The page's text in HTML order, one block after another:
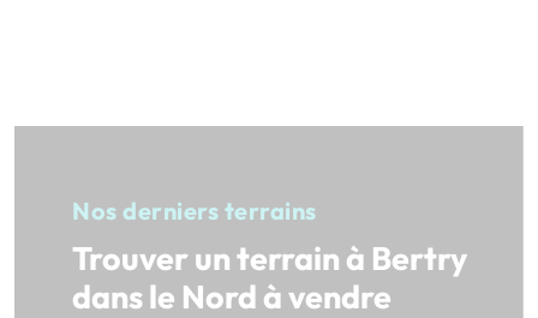
Nos derniers terrains
Trouver un terrain à Bertry
dans le Nord à vendre